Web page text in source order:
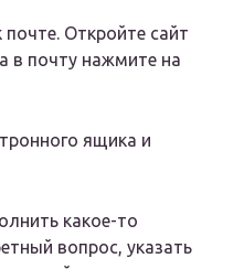
почте. Откройте сайт
в почту нажмите на
ящика и
какое-то
вопрос, указать